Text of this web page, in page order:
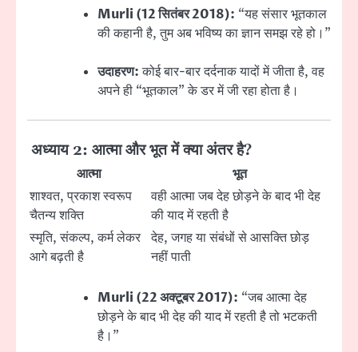
Murli (12 सितंबर 2018): “यह संसार भूतकाल
की कहानी है, तुम अब भविष्य का ज्ञान समझ रहे हो।”
उदाहरण:कोई बार-बार दर्दनाक यादों में जीता है, वह
अपने ही “भूतकाल” के डर में जी रहा होता है।
अध्याय 2: आत्मा और भूत में क्या अंतर है?
आत्मा
भूत
शाश्वत, प्रकाश स्वरूप
चैतन्य शक्ति
वही आत्मा जब देह छोड़ने के बाद भी देह
की याद में रहती है
स्मृति, संकल्प, कर्म लेकर
आगे बढ़ती है
देह, जगह या संबंधों से आसक्ति छोड़
नहीं पाती
Murli (22 अक्टूबर 2017): “जब आत्मा देह
छोड़ने के बाद भी देह की याद में रहती है तो भटकती
है।”